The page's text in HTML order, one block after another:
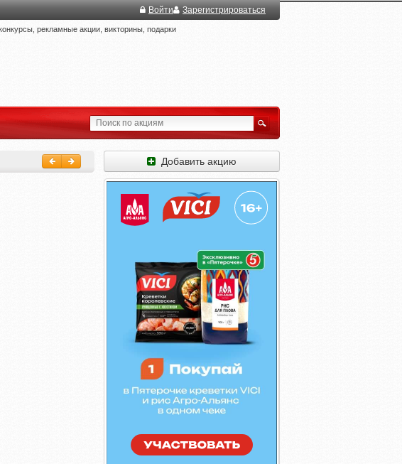
Войти Зарегистрироваться
рекламные акции, викторины, подарки
Добавить акцию